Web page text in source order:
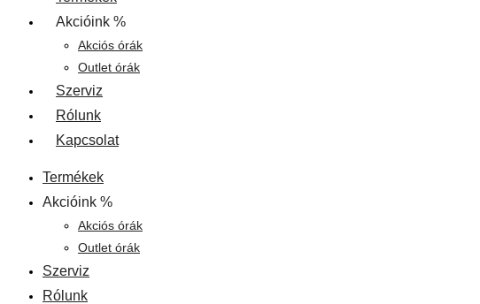
Akcióink %
Akciós órák
Outlet órák
Szerviz
Rólunk
Kapcsolat
Termékek
Akcióink %
Akciós órák
Outlet órák
Szerviz
Rólunk